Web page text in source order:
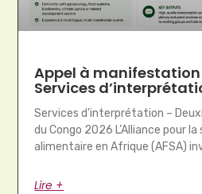
Appel à manifestation
Services
Services d’interprétation –
du Congo 2026 L’Alliance pour
alimentaire en Afrique (AFSA)
Lire +